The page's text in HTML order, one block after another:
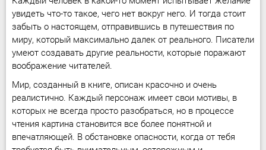
увидеть что-то такое, чего нет вокруг него. И тогда стоит
забыть о настоящем, отправившись в путешествия по
миру, который максимально далек от реального. Писатели
умеют создавать другие реальности, которые поражают
воображение читателей.
Мир, созданный в книге, описан красочно и очень
реалистично. Каждый персонаж имеет свои мотивы, в
которых не всегда просто разобраться, но в процессе
чтения картина становится все более понятной и
впечатляющей. В обстановке опасности, когда от тебя